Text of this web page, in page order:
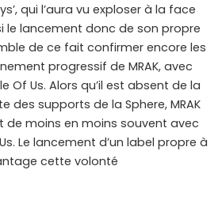
qui l’aura vu exploser à la face
le lancement donc de son propre
de ce fait confirmer encore les
progressif de MRAK, avec
Of Us. Alors qu’il est absent de la
des supports de la Sphere, MRAK
de moins en moins souvent avec
Le lancement d’un label propre à
cette volonté